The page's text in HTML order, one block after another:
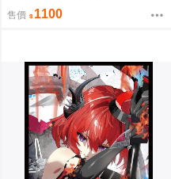
售價 1100